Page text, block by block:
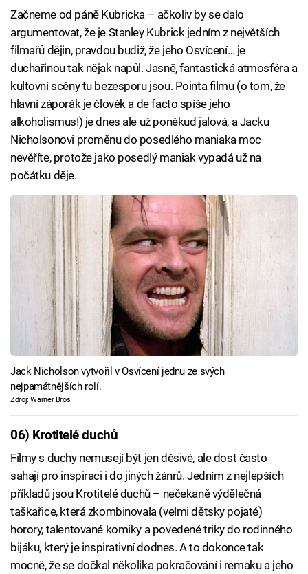
Začneme od páně Kubricka – ačkoliv by se dalo
argumentovat, že je Stanley Kubrick jedním z největších
filmařů dějin, pravdou budiž, že jeho Osvícení… je
duchařinou tak nějak napůl. Jasně, fantastická atmosféra a
kultovní scény tu bezesporu jsou. Pointa filmu (o tom, že
hlavní záporák je člověk a de facto spíše jeho
alkoholismus!) je dnes ale už poněkud jalová, a Jacku
Nicholsonovi proměnu do posedlého maniaka moc
nevěříte, protože jako posedlý maniak vypadá už na
počátku děje.
Jack Nicholson vytvořil v Osvícení jednu ze svých
nejpamátnějších rolí.
Zdroj: Warner Bros.
06) Krotitelé duchů
Filmy s duchy nemusejí být jen děsivé, ale dost často
sahají pro inspiraci i do jiných žánrů. Jedním z nejlepších
příkladů jsou Krotitelé duchů – nečekaně výdělečná
taškařice, která zkombinovala (velmi dětsky pojaté)
horory, talentované komiky a povedené triky do rodinného
bijáku, který je inspirativní dodnes. A to dokonce tak
mocně, že se dočkal několika pokračování i remaku a jeho